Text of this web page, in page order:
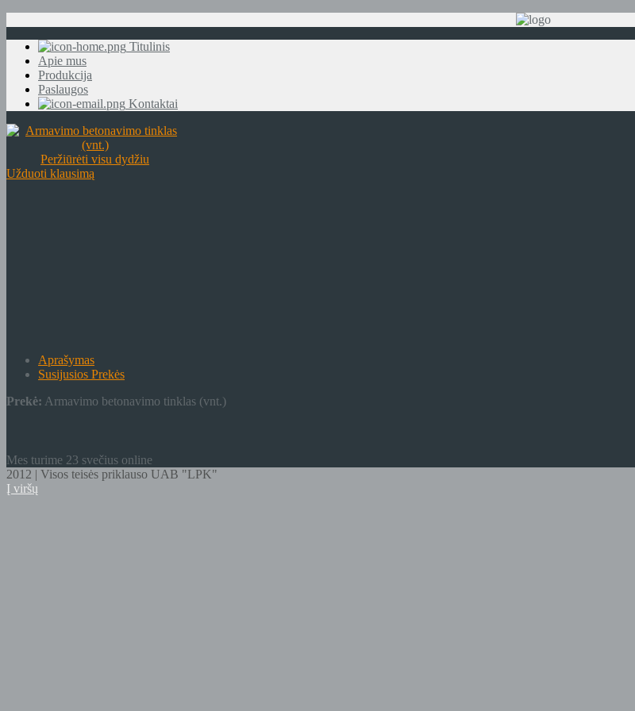
Titulinis
Apie mus
Produkcija
Paslaugos
Kontaktai
Peržiūrėti visu dydžiu
Užduoti klausimą
Aprašymas
Susijusios Prekės
Prekė: Armavimo betonavimo tinklas (vnt.)
Mes turime 23 svečius online
2012 | Visos teisės priklauso UAB "LPK"
Į viršų